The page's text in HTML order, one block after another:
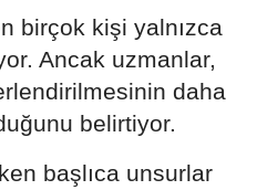
birçok kişi yalnızca
Ancak uzmanlar,
daha
belirtiyor.
başlıca unsurlar